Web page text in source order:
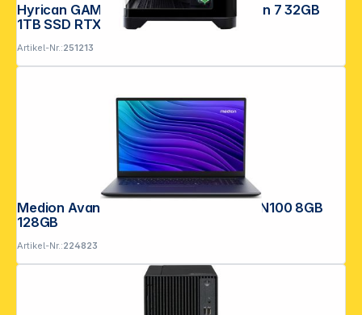
Hyrican GAMEMAX Hype-M 7917 Ryzen 7 32GB
1TB SSD RTX5060 TI
Artikel-Nr.:251213
Medion Avantum 17E1e 43,9cm (17,3") N100 8GB
128GB
Artikel-Nr.:224823